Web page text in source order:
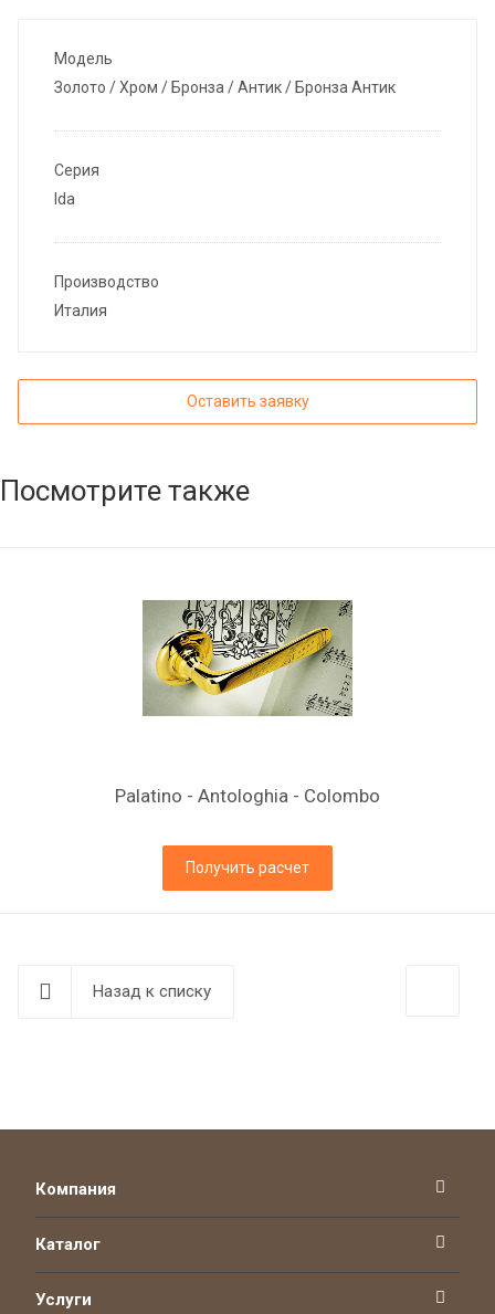
Модель
Золото / Хром / Бронза / Антик / Бронза Антик
Серия
Ida
Производство
Италия
Оставить заявку
Посмотрите также
Palatino - Antologhia - Colombo
Получить расчет
Назад к списку
Компания
Каталог
Услуги